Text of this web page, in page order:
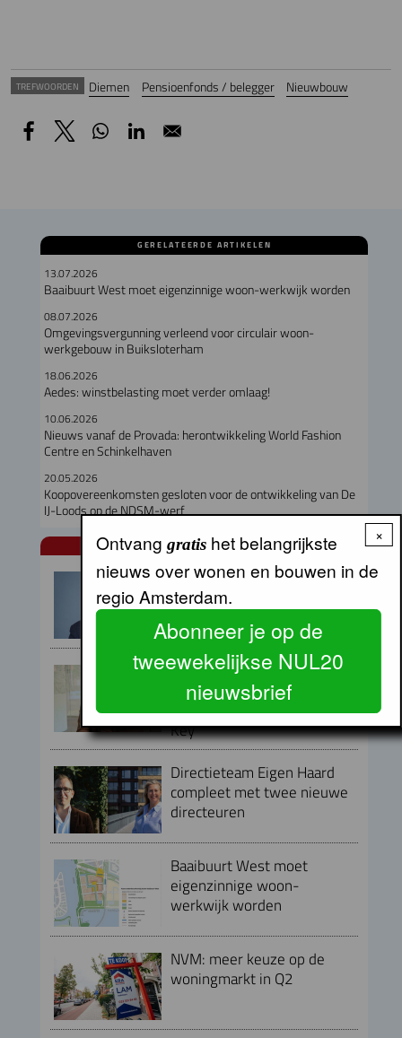
TREFWOORDEN Diemen Pensioenfonds / belegger Nieuwbouw
GERELATEERDE ARTIKELEN
13.07.2026
Baaibuurt West moet eigenzinnige woon-werkwijk worden
08.07.2026
Omgevingsvergunning verleend voor circulair woon-
werkgebouw in Buiksloterham
18.06.2026
Aedes: winstbelasting moet verder omlaag!
10.06.2026
Nieuws vanaf de Provada: herontwikkeling World Fashion
Centre en Schinkelhaven
20.05.2026
Koopovereenkomsten gesloten voor de ontwikkeling van De
IJ-Loods op de NDSM-werf
NUL20 NIEUWS
Armand van de Laar per 1
september aangesteld als
secretaris-directeur MRA
Peter Kranenburg nieuwe
directeur Financiën en
Bedrijfsvoering bij Lieven de
Key
Directieteam Eigen Haard
compleet met twee nieuwe
directeuren
Baaibuurt West moet
eigenzinnige woon-
werkwijk worden
NVM: meer keuze op de
woningmarkt in Q2
×
Ontvang gratishet belangrijkste
nieuws over wonen en bouwen in de
regio Amsterdam.
Abonneer je op de
tweewekelijkse NUL20
nieuwsbrief